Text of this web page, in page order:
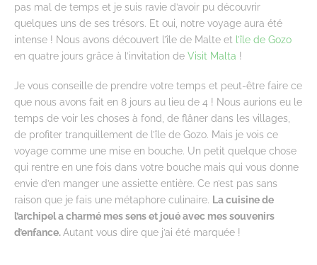
pas mal de temps et je suis ravie d’avoir pu découvrir
quelques uns de ses trésors. Et oui, notre voyage aura été
intense ! Nous avons découvert l’île de Malte et l’île de Gozo
en quatre jours grâce à l’invitation de Visit Malta !
Je vous conseille de prendre votre temps et peut-être faire ce
que nous avons fait en 8 jours au lieu de 4 ! Nous aurions eu le
temps de voir les choses à fond, de flâner dans les villages,
de profiter tranquillement de l’île de Gozo. Mais je vois ce
voyage comme une mise en bouche. Un petit quelque chose
qui rentre en une fois dans votre bouche mais qui vous donne
envie d’en manger une assiette entière. Ce n’est pas sans
raison que je fais une métaphore culinaire. La cuisine de
l’archipel a charmé mes sens et joué avec mes souvenirs
d’enfance.Autant vous dire que j’ai été marquée !